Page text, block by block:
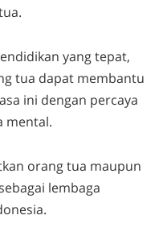
yang tepat,
tua dapat membantu
ini dengan percaya
mental.
orang tua maupun
lembaga